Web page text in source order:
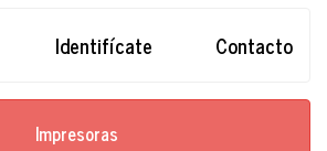
Identifícate Contacto
Impresoras